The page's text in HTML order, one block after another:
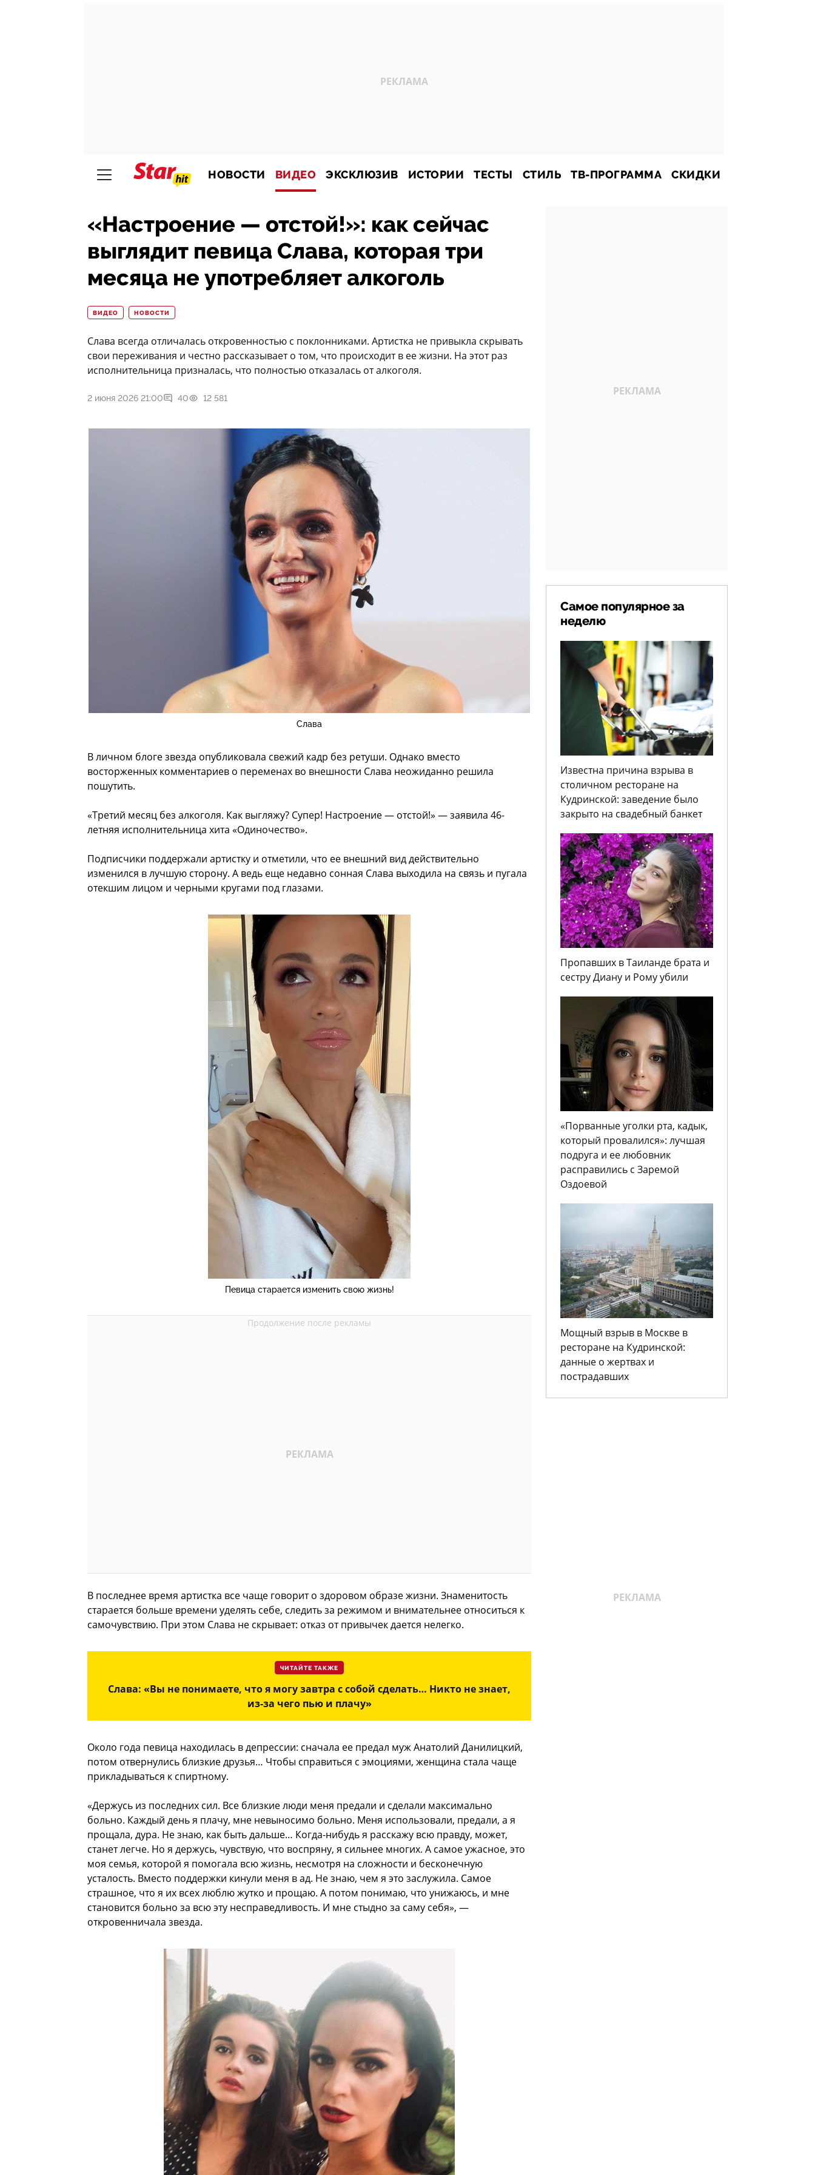
НОВОСТИ ВИДЕО ЭКСКЛЮЗИВ ИСТОРИИ ТЕСТЫ СТИЛЬ ТВ-ПРОГРАММА СКИДКИ
«Настроение — отстой!»: как сейчас
выглядит певица Слава, которая три
месяца не употребляет алкоголь
ВИДЕО НОВОСТИ
Слава всегда отличалась откровенностью с поклонниками. Артистка не привыкла скрывать
свои переживания и честно рассказывает о том, что происходит в ее жизни. На этот раз
исполнительница призналась, что полностью отказалась от алкоголя.
2 июня 2026 21:00 40 12 581
Слава
В личном блоге звезда опубликовала свежий кадр без ретуши. Однако вместо
восторженных комментариев о переменах во внешности Слава неожиданно решила
пошутить.
«Третий месяц без алкоголя. Как выгляжу? Супер! Настроение — отстой!» — заявила 46-
летняя исполнительница хита «Одиночество».
Подписчики поддержали артистку и отметили, что ее внешний вид действительно
изменился в лучшую сторону. А ведь еще недавно сонная Слава выходила на связь и пугала
отекшим лицом и черными кругами под глазами.
Певица старается изменить свою жизнь!
В последнее время артистка все чаще говорит о здоровом образе жизни. Знаменитость
старается больше времени уделять себе, следить за режимом и внимательнее относиться к
самочувствию. При этом Слава не скрывает: отказ от привычек дается нелегко.
ЧИТАЙТЕ ТАКЖЕ
Слава: «Вы не понимаете, что я могу завтра с собой сделать… Никто не знает,
из-за чего пью и плачу»
Около года певица находилась в депрессии: сначала ее предал муж Анатолий Данилицкий,
потом отвернулись близкие друзья… Чтобы справиться с эмоциями, женщина стала чаще
прикладываться к спиртному.
«Держусь из последних сил. Все близкие люди меня предали и сделали максимально
больно. Каждый день я плачу, мне невыносимо больно. Меня использовали, предали, а я
прощала, дура. Не знаю, как быть дальше… Когда-нибудь я расскажу всю правду, может,
станет легче. Но я держусь, чувствую, что воспряну, я сильнее многих. А самое ужасное, это
моя семья, которой я помогала всю жизнь, несмотря на сложности и бесконечную
усталость. Вместо поддержки кинули меня в ад. Не знаю, чем я это заслужила. Самое
страшное, что я их всех люблю жутко и прощаю. А потом понимаю, что унижаюсь, и мне
становится больно за всю эту несправедливость. И мне стыдно за саму себя», —
откровенничала звезда.
Самое популярное за
неделю
Известна причина взрыва в
столичном ресторане на
Кудринской: заведение было
закрыто на свадебный банкет
Пропавших в Таиланде брата и
сестру Диану и Рому убили
«Порванные уголки рта, кадык,
который провалился»: лучшая
подруга и ее любовник
расправились с Заремой
Оздоевой
Мощный взрыв в Москве в
ресторане на Кудринской:
данные о жертвах и
пострадавших